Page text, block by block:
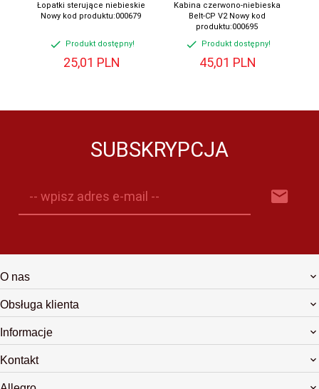
Łopatki sterujące niebieskie
Nowy kod produktu:000679
Produkt dostępny!
25,01 PLN
Kabina czerwono-niebieska
Belt-CP V2 Nowy kod
produktu:000695
Produkt dostępny!
45,01 PLN
SUBSKRYPCJA
-- wpisz adres e-mail --
O nas
Obsługa klienta
Informacje
Kontakt